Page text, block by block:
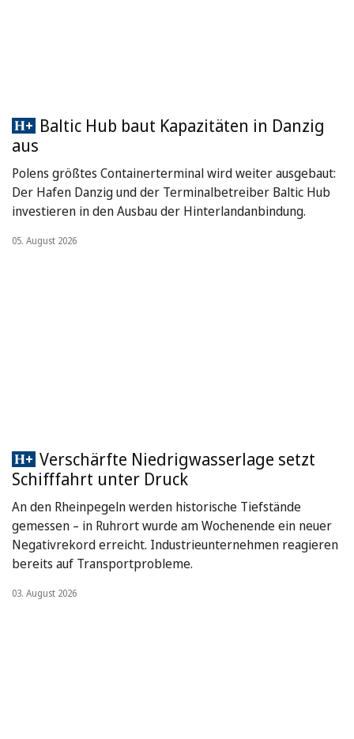
Baltic Hub baut Kapazitäten in Danzig
aus
Polens größtes Containerterminal wird weiter ausgebaut:
Der Hafen Danzig und der Terminalbetreiber Baltic Hub
investieren in den Ausbau der Hinterlandanbindung.
05. August 2026
Verschärfte Niedrigwasserlage setzt
Schifffahrt unter Druck
An den Rheinpegeln werden historische Tiefstände
gemessen – in Ruhrort wurde am Wochenende ein neuer
Negativrekord erreicht. Industrieunternehmen reagieren
bereits auf Transportprobleme.
03. August 2026